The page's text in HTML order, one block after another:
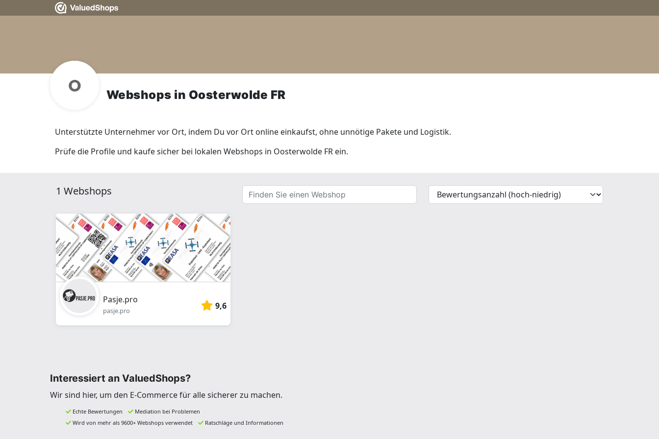
Webshops in Oosterwolde FR
Unterstützte Unternehmer vor Ort, indem Du vor Ort online einkaufst, ohne unnötige Pakete und Logistik.
Prüfe die Profile und kaufe sicher bei lokalen Webshops in Oosterwolde FR ein.
1 Webshops
Finden
Sie
{{
__('Sort')
Pasje.pro
pasje.pro 9,6
Interessiert an ValuedShops?
Wir sind hier, um den E-Commerce für alle sicherer zu machen.
Echte Bewertungen
Mediation bei Problemen
Wird von mehr als 9600+ Webshops verwendet
Ratschläge und Informationen